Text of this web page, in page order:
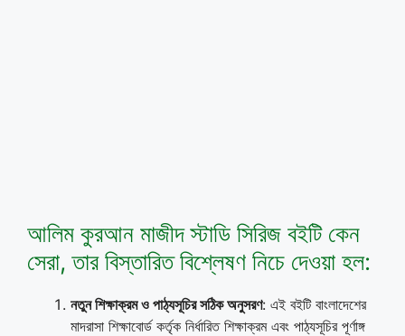
আলিম কুরআন মাজীদ স্টাডি সিরিজ বইটি কেন
সেরা, তার বিস্তারিত বিশ্লেষণ নিচে দেওয়া হল:
নতুন শিক্ষাক্রম ও পাঠ্যসূচির সঠিক অনুসরণ: এই বইটি বাংলাদেশের
মাদরাসা শিক্ষাবোর্ড কর্তৃক নির্ধারিত শিক্ষাক্রম এবং পাঠ্যসূচির পূর্ণাঙ্গ